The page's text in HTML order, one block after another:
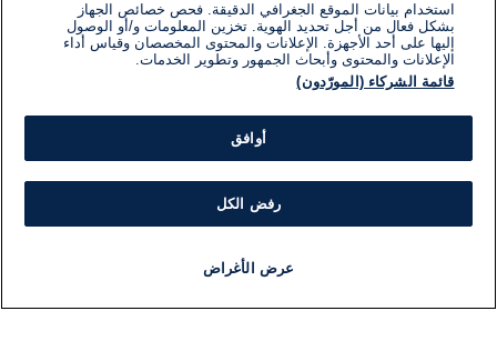
استخدام بيانات الموقع الجغرافي الدقيقة. فحص خصائص الجهاز
بشكل فعال من أجل تحديد الهوية. تخزين المعلومات و/أو الوصول
إليها على أحد الأجهزة. الإعلانات والمحتوى المخصصان وقياس أداء
الإعلانات والمحتوى وأبحاث الجمهور وتطوير الخدمات.
قائمة الشركاء (المورّدون)
أوافق
رفض الكل
عرض الأغراض